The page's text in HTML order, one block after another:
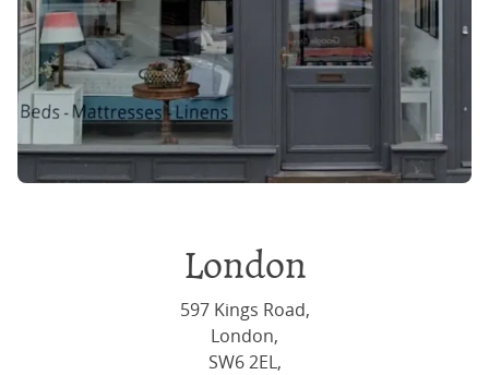
London
597 Kings Road,
London,
SW6 2EL,